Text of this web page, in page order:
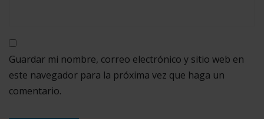
Guardar mi nombre, correo electrónico y sitio web en
este navegador para la próxima vez que haga un
comentario.